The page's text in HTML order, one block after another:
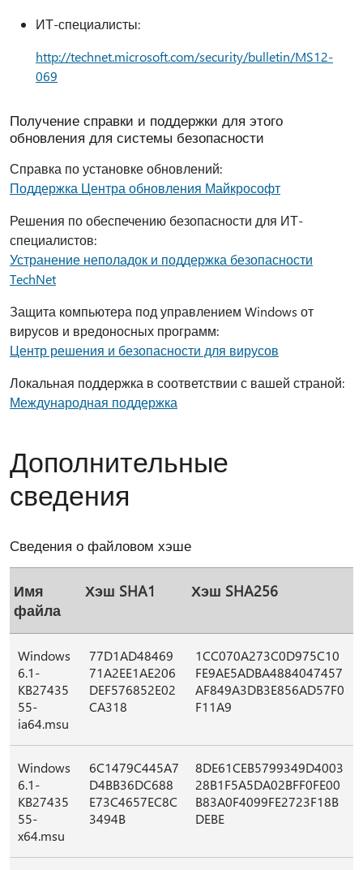
ИТ-специалисты:
http://technet.microsoft.com/security/bulletin/MS12-
069
Получение справки и поддержки для этого
обновления для системы безопасности
Справка по установке обновлений:
Поддержка Центра обновления Майкрософт
Решения по обеспечению безопасности для ИТ-
специалистов:
Устранение неполадок и поддержка безопасности
TechNet
Защита компьютера под управлением Windows от
вирусов и вредоносных программ:
Центр решения и безопасности для вирусов
Локальная поддержка в соответствии с вашей страной:
Международная поддержка
Дополнительные
сведения
Сведения о файловом хэше
Имя
файла
Хэш SHA1 Хэш SHA256
Windows
6.1-
KB27435
55-
ia64.msu
77D1AD48469
71A2EE1AE206
DEF576852E02
CA318
1CC070A273C0D975C10
FE9AE5ADBA4884047457
AF849A3DB3E856AD57F0
F11A9
Windows
6.1-
KB27435
55-
x64.msu
6C1479C445A7
D4BB36DC688
E73C4657EC8C
3494B
8DE61CEB5799349D4003
28B1F5A5DA02BFF0FE00
B83A0F4099FE2723F18B
DEBE